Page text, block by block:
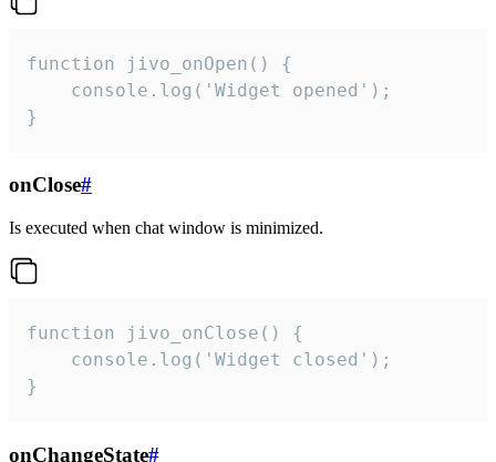
function jivo_onOpen() {
    console.log('Widget opened');
}
onClose#
Is executed when chat window is minimized.
function jivo_onClose() {
    console.log('Widget closed');
}
onChangeState#